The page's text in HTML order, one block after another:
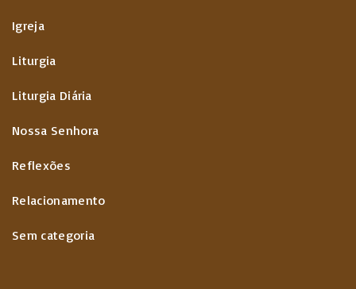
Igreja
Liturgia
Liturgia Diária
Nossa Senhora
Reflexões
Relacionamento
Sem categoria